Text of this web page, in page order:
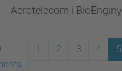
Aerotelecom i BioEnginy.
1 2 3 4 5